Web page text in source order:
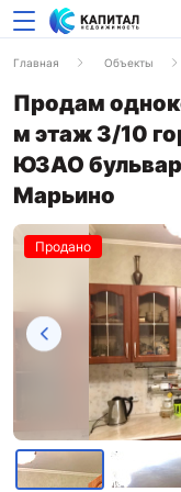
Главная Объекты
Продам
м этаж 3/10
ЮЗАО бульвар
Марьино
Продано